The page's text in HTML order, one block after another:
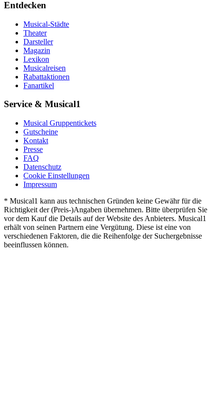
Entdecken
Musical-Städte
Theater
Darsteller
Magazin
Lexikon
Musicalreisen
Rabattaktionen
Fanartikel
Service & Musical1
Musical Gruppentickets
Gutscheine
Kontakt
Presse
FAQ
Datenschutz
Cookie Einstellungen
Impressum
* Musical1 kann aus technischen Gründen keine Gewähr für die
Richtigkeit der (Preis-)Angaben übernehmen. Bitte überprüfen Sie
vor dem Kauf die Details auf der Website des Anbieters. Musical1
erhält von seinen Partnern eine Vergütung. Diese ist eine von
verschiedenen Faktoren, die die Reihenfolge der Suchergebnisse
beeinflussen können.